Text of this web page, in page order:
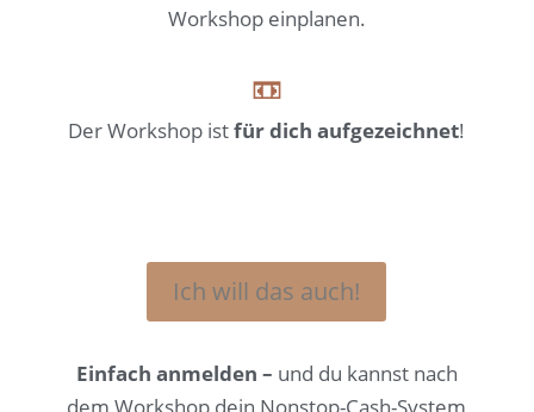
Workshop einplanen.
📼
Der Workshop istfür dich aufgezeichnet!
Ich will das auch!
Einfach anmelden – und du kannst nach
dem Workshop dein Nonstop-Cash-System